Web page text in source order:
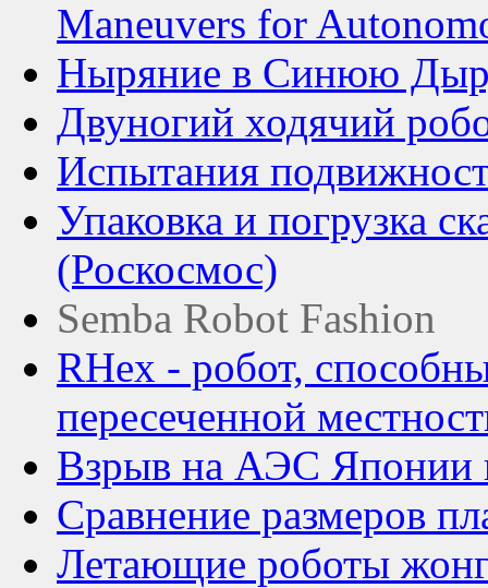
Maneuvers for
Ныряние в Синюю
Двуногий ходячий
Испытания
Упаковка и погрузка
(Роскосмос)
Semba Robot Fashion
RHex - робот,
пересеченной
Взрыв на АЭС Японии
Сравнение размеров
Летающие роботы